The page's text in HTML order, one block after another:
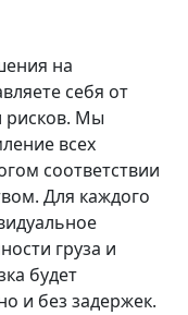
на
себя от
рисков. Мы
всех
соответствии
Для каждого
груза и
будет
и без задержек.